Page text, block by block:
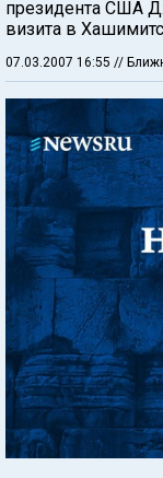
президента США
визита в
07.03.2007 16:55 //